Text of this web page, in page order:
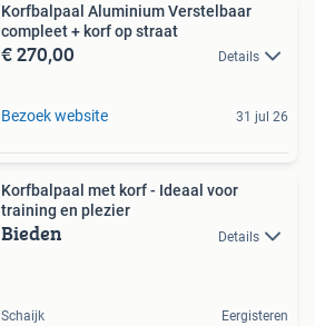
Korfbalpaal Aluminium Verstelbaar
compleet + korf op straat
€ 270,00 Details
Bezoek website 31 jul 26
Korfbalpaal met korf - Ideaal voor
training en plezier
Bieden Details
Schaijk Eergisteren